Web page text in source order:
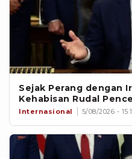
Sejak Perang dengan
Kehabisan Rudal
Internasional 5/08/2026 -